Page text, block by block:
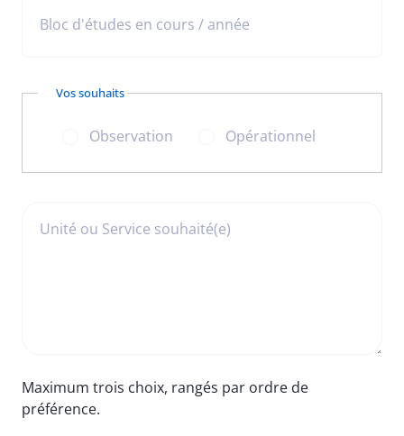
Bloc d'études en cours / année
Vos souhaits
Observation Opérationnel
Unité ou Service souhaité(e)
Maximum trois choix, rangés par ordre de
préférence.